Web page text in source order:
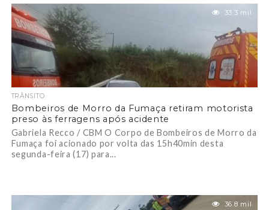
33.3 mil
TRÂNSITO
Bombeiros de Morro da Fumaça retiram motorista
preso às ferragens após acidente
Gabriela Recco / CBM O Corpo de Bombeiros de Morro da
Fumaça foi acionado por volta das 15h40min desta
segunda-feira (17) para...
36.8 mil